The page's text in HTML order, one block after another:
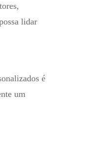
lidar
é
um